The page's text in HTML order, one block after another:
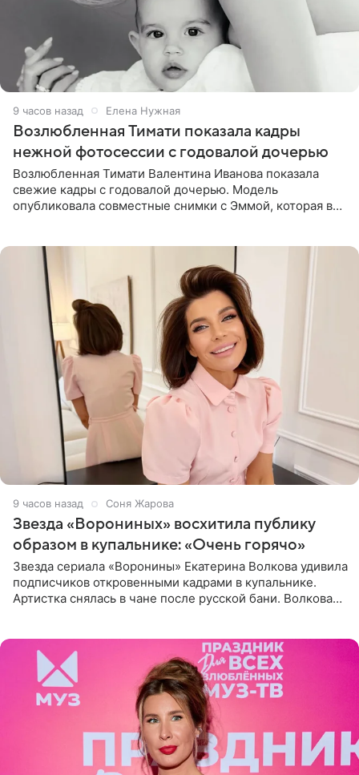
9 часов назад Елена Нужная
Возлюбленная Тимати показала кадры
нежной фотосессии с годовалой дочерью
Возлюбленная Тимати Валентина Иванова показала
свежие кадры с годовалой дочерью. Модель
опубликовала совместные снимки с Эммой, которая в
9 часов назад Соня Жарова
Звезда «Ворониных» восхитила публику
образом в купальнике: «Очень горячо»
Звезда сериала «Воронины» Екатерина Волкова удивила
подписчиков откровенными кадрами в купальнике.
Артистка снялась в чане после русской бани. Волкова